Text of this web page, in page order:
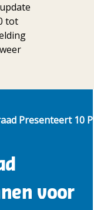
tot
Presenteert 10
voor